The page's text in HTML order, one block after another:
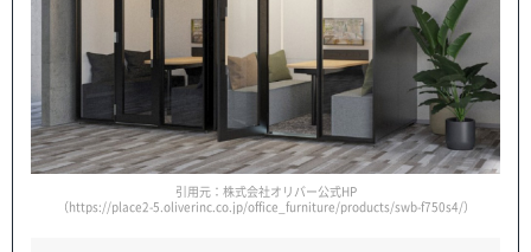
引用元：株式会社オリバー公式HP
（https://place2-5.oliverinc.co.jp/office_furniture/products/swb-f750s4/）